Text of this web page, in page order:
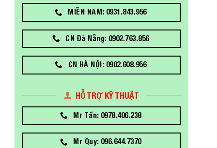
MIỀN NAM: 0931.843.956
CN Đà Nẵng: 0902.763.856
CN HÀ NỘI: 0902.608.956
HỖ TRỢ KỸ THUẬT
Mr Tấn: 0978.406.238
Mr Quy: 096.644.7370